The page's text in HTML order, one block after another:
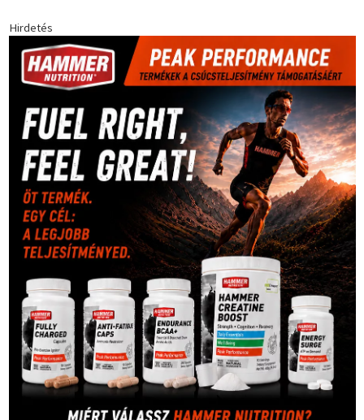
Hirdetés